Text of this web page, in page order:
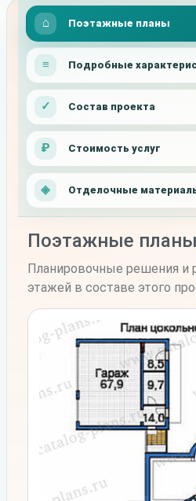
Поэтажные планы
Подробные
Состав проекта
Стоимость услуг
Отделочные
Поэтажные
Планировочные решения и
этажей в составе этого